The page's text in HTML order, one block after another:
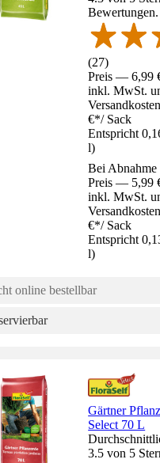
Bewertungen.
(27)
Preis — 6,99
inkl. MwSt.
€*/ Sack
Entspricht
l)
Bei Abnahme
Preis — 5,99
inkl. MwSt.
€*/ Sack
Entspricht
l)
online bestellbar
Gärtner
Select 70 L
3.5 von 5